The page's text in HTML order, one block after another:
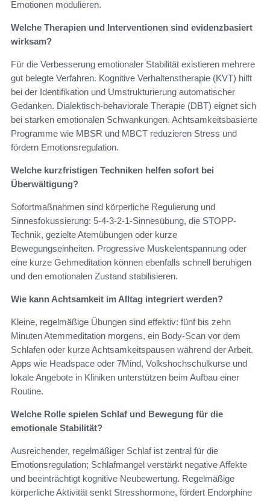
Emotionen modulieren.
Welche Therapien und Interventionen sind evidenzbasiert
wirksam?
Für die Verbesserung emotionaler Stabilität existieren mehrere
gut belegte Verfahren. Kognitive Verhaltenstherapie (KVT) hilft
bei der Identifikation und Umstrukturierung automatischer
Gedanken. Dialektisch-behaviorale Therapie (DBT) eignet sich
bei starken emotionalen Schwankungen. Achtsamkeitsbasierte
Programme wie MBSR und MBCT reduzieren Stress und
fördern Emotionsregulation.
Welche kurzfristigen Techniken helfen sofort bei
Überwältigung?
Sofortmaßnahmen sind körperliche Regulierung und
Sinnesfokussierung: 5-4-3-2-1-Sinnesübung, die STOPP-
Technik, gezielte Atemübungen oder kurze
Bewegungseinheiten. Progressive Muskelentspannung oder
eine kurze Gehmeditation können ebenfalls schnell beruhigen
und den emotionalen Zustand stabilisieren.
Wie kann Achtsamkeit im Alltag integriert werden?
Kleine, regelmäßige Übungen sind effektiv: fünf bis zehn
Minuten Atemmeditation morgens, ein Body‑Scan vor dem
Schlafen oder kurze Achtsamkeitspausen während der Arbeit.
Apps wie Headspace oder 7Mind, Volkshochschulkurse und
lokale Angebote in Kliniken unterstützen beim Aufbau einer
Routine.
Welche Rolle spielen Schlaf und Bewegung für die
emotionale Stabilität?
Ausreichender, regelmäßiger Schlaf ist zentral für die
Emotionsregulation; Schlafmangel verstärkt negative Affekte
und beeinträchtigt kognitive Neubewertung. Regelmäßige
körperliche Aktivität senkt Stresshormone, fördert Endorphine